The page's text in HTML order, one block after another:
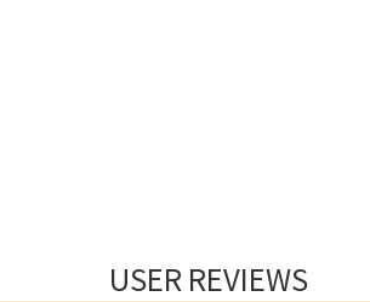
USER REVIEWS